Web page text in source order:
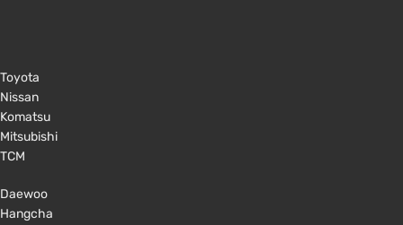
Toyota
Nissan
Komatsu
Mitsubishi
TCM
Daewoo
Hangcha